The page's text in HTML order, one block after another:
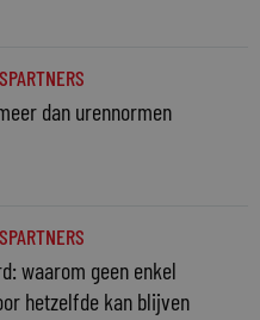
dan urennormen
waarom geen enkel
hetzelfde kan blijven